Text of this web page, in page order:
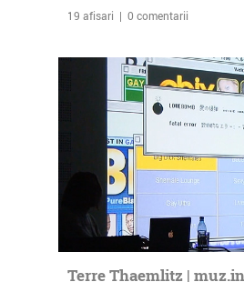
19 afisari | 0 comentarii
Terre Thaemlitz |